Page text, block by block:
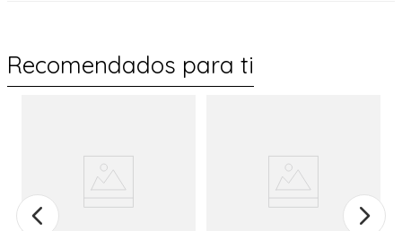
Recomendados para ti